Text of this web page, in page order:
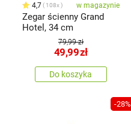
4,7 108x w magazynie
Zegar ścienny Grand
Hotel, 34 cm
79,99 zł
49,99zł
Do koszyka
-28%